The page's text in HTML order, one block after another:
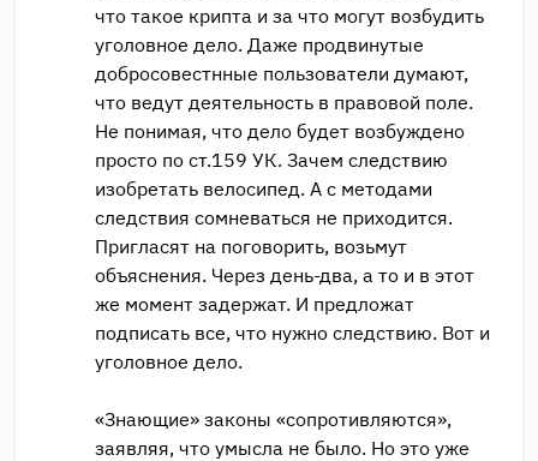
что такое крипта и за что могут возбудить
уголовное дело. Даже продвинутые
добросовестнные пользователи думают,
что ведут деятельность в правовой поле.
Не понимая, что дело будет возбуждено
просто по ст.159 УК. Зачем следствию
изобретать велосипед. А с методами
следствия сомневаться не приходится.
Пригласят на поговорить, возьмут
объяснения. Через день-два, а то и в этот
же момент задержат. И предложат
подписать все, что нужно следствию. Вот и
уголовное дело.
«Знающие» законы «сопротивляются»,
заявляя, что умысла не было. Но это уже